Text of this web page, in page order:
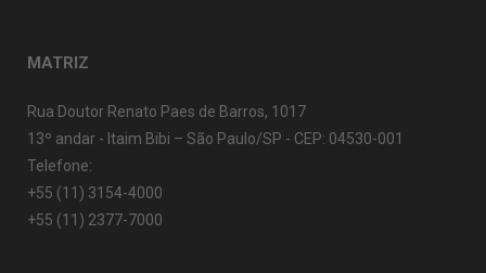
MATRIZ
Rua Doutor Renato Paes de Barros, 1017
13º andar - Itaim Bibi – São Paulo/SP - CEP: 04530-001
Telefone:
+55 (11) 3154-4000
+55 (11) 2377-7000